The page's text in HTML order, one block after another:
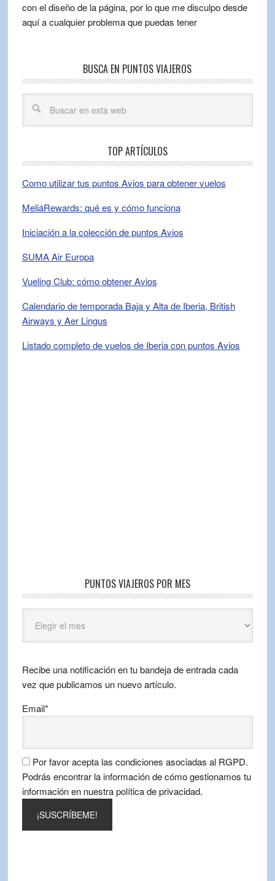
con el diseño de la página, por lo que me disculpo desde
aquí a cualquier problema que puedas tener
BUSCA EN PUNTOS VIAJEROS
TOP ARTÍCULOS
Como utilizar tus puntos Avios para obtener vuelos
MeliáRewards: qué es y cómo funciona
Iniciación a la colección de puntos Avios
SUMA Air Europa
Vueling Club: cómo obtener Avios
Calendario de temporada Baja y Alta de Iberia, British
Airways y Aer Lingus
Listado completo de vuelos de Iberia con puntos Avios
PUNTOS VIAJEROS POR MES
Viajeros
por
Recibe una notificación en tu bandeja de entrada cada
vez que publicamos un nuevo artículo.
Email*
Por favor acepta las condiciones asociadas al RGPD.
Podrás encontrar la información de cómo gestionamos tu
información en nuestra política de privacidad.